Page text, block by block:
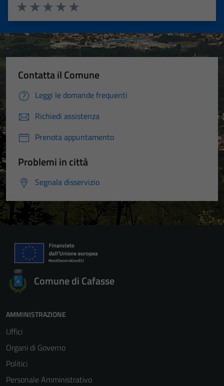
Valuta 5 stelle su 5
Valuta 4 stelle su 5
Valuta 3 stelle su 5
Valuta 2 stelle su 5
Valuta 1 stelle su 5
Contatta il Comune
Leggi le domande frequenti
Richiedi assistenza
Prenota appuntamento
Problemi in città
Segnala disservizio
Comune di Cafasse
AMMINISTRAZIONE
Uffici
Organi di Governo
Politici
Personale Amministrativo